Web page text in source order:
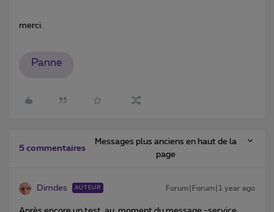
merci.
Panne
5 commentaires
Messages plus anciens en haut de la
page
Dimdes AUTEUR Forum|Forum|1 year ago